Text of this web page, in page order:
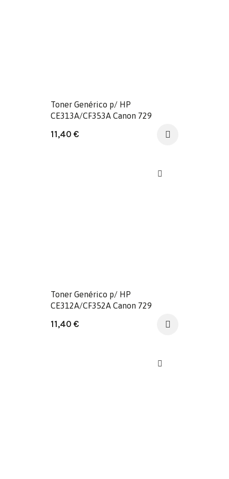
Toner Genérico p/ HP
CE313A/CF353A Canon 729
11,40 €
Toner Genérico p/ HP
CE312A/CF352A Canon 729
11,40 €